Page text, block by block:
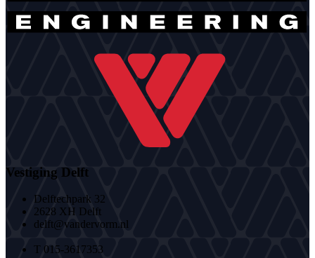
Vestiging Delft
Delftechpark 32
2628 XH Delft
delft@vandervorm.nl
T 015-3617353